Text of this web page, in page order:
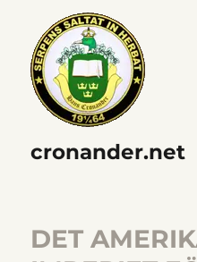
cronander.net
DET